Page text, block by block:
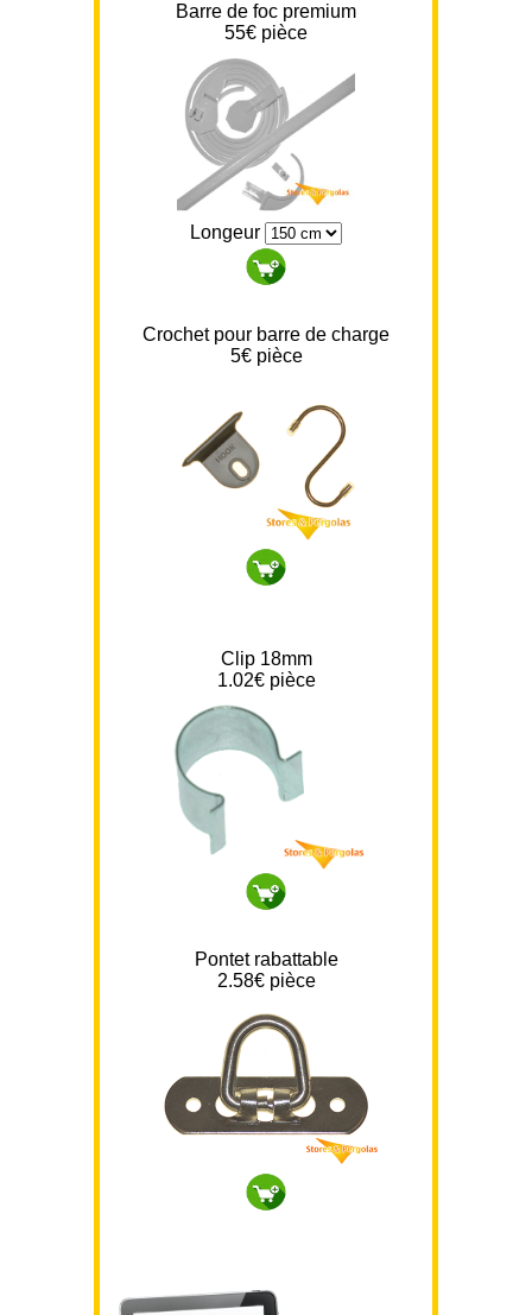
Barre de foc premium
55€ pièce
Longeur
Crochet pour barre de charge
5€ pièce
Clip 18mm
1.02€ pièce
Pontet rabattable
2.58€ pièce